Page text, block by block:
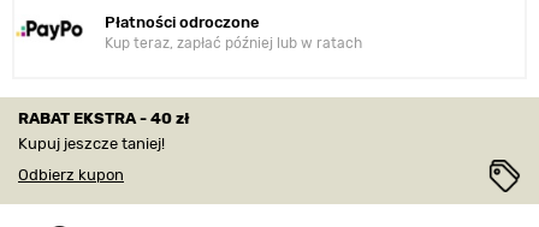
Płatności odroczone
Kup teraz, zapłać później lub w ratach
RABAT EKSTRA - 40 zł
Kupuj jeszcze taniej!
Odbierz kupon